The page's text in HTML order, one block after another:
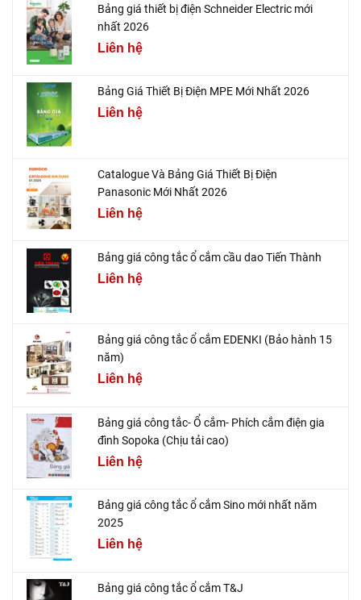
Bảng giá thiết bị điện Schneider Electric mới
nhất 2026
Liên hệ
Bảng Giá Thiết Bị Điện MPE Mới Nhất 2026
Liên hệ
Catalogue Và Bảng Giá Thiết Bị Điện
Panasonic Mới Nhất 2026
Liên hệ
Bảng giá công tắc ổ cắm cầu dao Tiến Thành
Liên hệ
Bảng giá công tắc ổ cắm EDENKI (Bảo hành 15
năm)
Liên hệ
Bảng giá công tắc- Ổ cắm- Phích cắm điện gia
đình Sopoka (Chịu tải cao)
Liên hệ
Bảng giá công tắc ổ cắm Sino mới nhất năm
2025
Liên hệ
Bảng giá công tắc ổ cắm T&J